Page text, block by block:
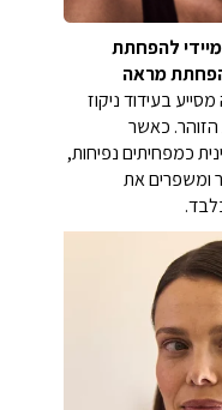
להפחתת
מראה
בעידוד ניקוז
הזוהר. כאשר
כמפחיתים נפיחות,
ומשפרים את